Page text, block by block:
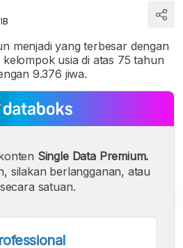
menjadi yang terbesar dengan
usia di atas 75 tahun
9.376 jiwa.
Single Data Premium.
silakan berlangganan, atau
satuan.